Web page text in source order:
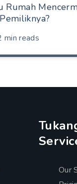
Rumah
min reads
Our